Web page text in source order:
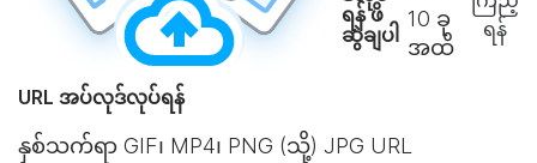
ရန် ဖိ
ဆွဲချပါ
10 ခု
အထိ
ရန်
URL အပ်လုဒ်လုပ်ရန်
နှစ်သက်ရာ GIF၊ MP4၊ PNG (သို့) JPG URL